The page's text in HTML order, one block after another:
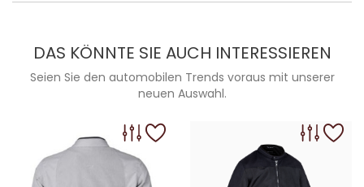
DAS KÖNNTE SIE AUCH INTERESSIEREN
Seien Sie den automobilen Trends voraus mit unserer
neuen Auswahl.